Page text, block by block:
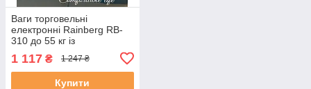
Ваги торговельні
електронні Rainberg RB-
310 до 55 кг із
1 117 ₴ 1 247 ₴
Купити